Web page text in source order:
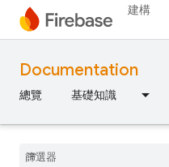
建構
Documentation
總覽 基礎知識